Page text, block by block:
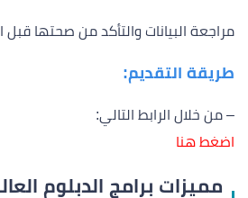
مراجعة البيانات والتأكد من صحتها قبل
طريقة التقديم:
– من خلال الرابط التالي:
اضغط هنا
مميزات برامج الدبلوم